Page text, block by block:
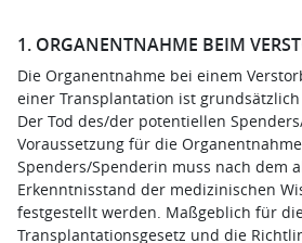
1. ORGANENTNAHME BEIM
Die Organentnahme bei einem
einer Transplantation ist
Der Tod des/der potentiellen
Voraussetzung für die
Spenders/Spenderin muss nach dem
Erkenntnisstand der medizinischen
festgestellt werden. Maßgeblich für
Transplantationsgesetz und die